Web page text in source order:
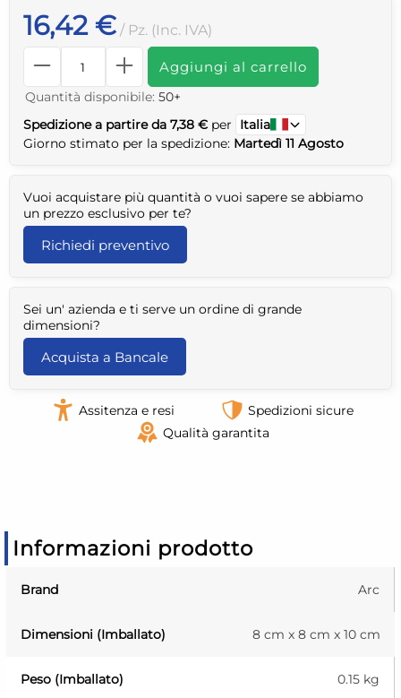
16,42 € / Pz. (Inc. IVA)
Aggiungi al carrello
Quantità disponibile: 50+
Spedizione a partire da 7,38 € per
Italia
Giorno stimato per la spedizione: Martedì 11 Agosto
Vuoi acquistare più quantità o vuoi sapere se abbiamo
un prezzo esclusivo per te?
Richiedi preventivo
Sei un' azienda e ti serve un ordine di grande
dimensioni?
Acquista a Bancale
Assitenza e resi
Spedizioni sicure
Qualità garantita
Informazioni prodotto
Brand Arc
Dimensioni (Imballato) 8 cm x 8 cm x 10 cm
Peso (Imballato) 0.15 kg